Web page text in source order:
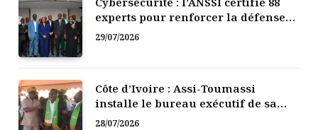
experts pour renforcer la défense
numérique de la Côte d’Ivoire
29/07/2026
Côte d’Ivoire : Assi-Toumassi
installe le bureau exécutif de sa
mutuelle de développement
28/07/2026